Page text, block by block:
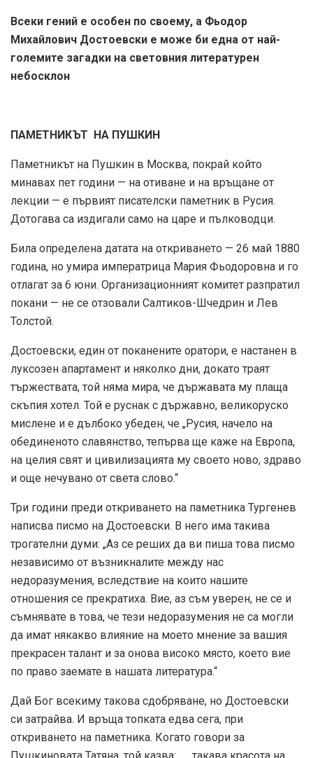
Всеки гений е особен по своему, а Фьодор
Михайлович Достоевски е може би една от най-
големите загадки на световния литературен
небосклон
ПАМЕТНИКЪТ НА ПУШКИН
Паметникът на Пушкин в Москва, покрай който
минавах пет години — на отиване и на връщане от
лекции — е първият писателски паметник в Русия.
Дотогава са издигали само на царе и пълководци.
Била определена датата на откриването — 26 май 1880
година, но умира императрица Мария Фьодоровна и го
отлагат за 6 юни. Организационният комитет разпратил
покани — не се отзовали Салтиков-Шчедрин и Лев
Толстой.
Достоевски, един от поканените оратори, е настанен в
луксозен апартамент и няколко дни, докато траят
тържествата, той няма мира, че държавата му плаща
скъпия хотел. Той е руснак с държавно, великоруско
мислене и е дълбоко убеден, че „Русия, начело на
обединеното славянство, тепърва ще каже на Европа,
на целия свят и цивилизацията му своето ново, здраво
и още нечувано от света слово.“
Три години преди откриването на паметника Тургенев
написва писмо на Достоевски. В него има такива
трогателни думи: „Аз се реших да ви пиша това писмо
независимо от възникналите между нас
недоразумения, вследствие на които нашите
отношения се прекратиха. Вие, аз съм уверен, не се и
съмнявате в това, че тези недоразумения не са могли
да имат някакво влияние на моето мнение за вашия
прекрасен талант и за онова високо място, което вие
по право заемате в нашата литература.“
Дай Бог всекиму такова сдобряване, но Достоевски
си затрайва. И връща топката едва сега, при
откриването на паметника. Когато говори за